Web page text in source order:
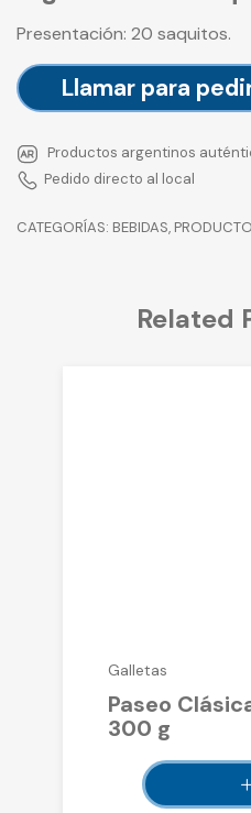
Presentación: 20 saquitos.
Llamar para
Productos argentinos
Pedido directo al local
CATEGORÍAS: BEBIDAS,
Related
Galletas
Paseo
300 g